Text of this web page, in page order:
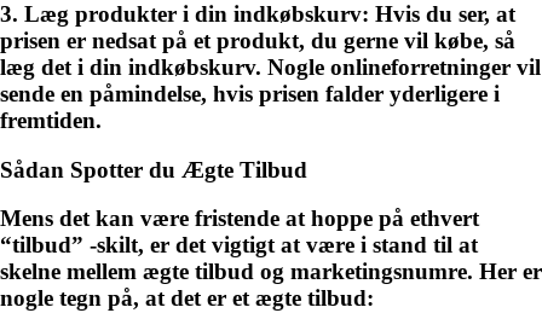
3. Læg produkter i din indkøbskurv: Hvis du ser, at
prisen er nedsat på et produkt, du gerne vil købe, så
læg det i din indkøbskurv. Nogle onlineforretninger vil
sende en påmindelse, hvis prisen falder yderligere i
fremtiden.
Sådan Spotter du Ægte Tilbud
Mens det kan være fristende at hoppe på ethvert
“tilbud” -skilt, er det vigtigt at være i stand til at
skelne mellem ægte tilbud og marketingsnumre. Her er
nogle tegn på, at det er et ægte tilbud: